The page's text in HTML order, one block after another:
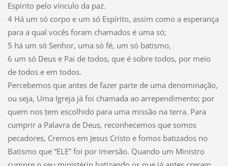
Espírito pelo vínculo da paz.
4 Há um só corpo e um só Espírito, assim como a esperança
para a qual vocês foram chamados é uma só;
5 há um só Senhor, uma só fé, um só batismo,
6 um só Deus e Pai de todos, que é sobre todos, por meio
de todos e em todos.
Percebemos que antes de fazer parte de uma denominação,
ou seja, Uma Igreja já foi chamada ao arrependimento; por
quem nos tem escolhido para uma missão na terra. Para
cumprir a Palavra de Deus, reconhecemos que somos
pecadores, Cremos em Jesus Cristo e fomos batizados no
Batismo que “ELE” foi por imersão. Quando um Ministro